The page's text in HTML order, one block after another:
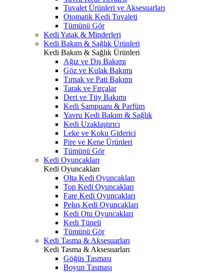
Tuvalet Ürünleri ve Aksesuarları
Otomatik Kedi Tuvaleti
Tümünü Gör
Kedi Yatak & Minderleri
Kedi Bakım & Sağlık Ürünleri
Kedi Bakım & Sağlık Ürünleri
Ağız ve Dış Bakımı
Göz ve Kulak Bakımı
Tırnak ve Pati Bakımı
Tarak ve Fırçalar
Deri ve Tüy Bakımı
Kedi Şampuanı & Parfüm
Yavru Kedi Bakım & Sağlık
Kedi Uzaklaştırıcı
Leke ve Koku Giderici
Pire ve Kene Ürünleri
Tümünü Gör
Kedi Oyuncakları
Kedi Oyuncakları
Olta Kedi Oyuncakları
Top Kedi Oyuncakları
Fare Kedi Oyuncakları
Peluş Kedi Oyuncakları
Kedi Otu Oyuncakları
Kedi Tüneli
Tümünü Gör
Kedi Tasma & Aksesuarları
Kedi Tasma & Aksesuarları
Göğüs Tasması
Boyun Tasması